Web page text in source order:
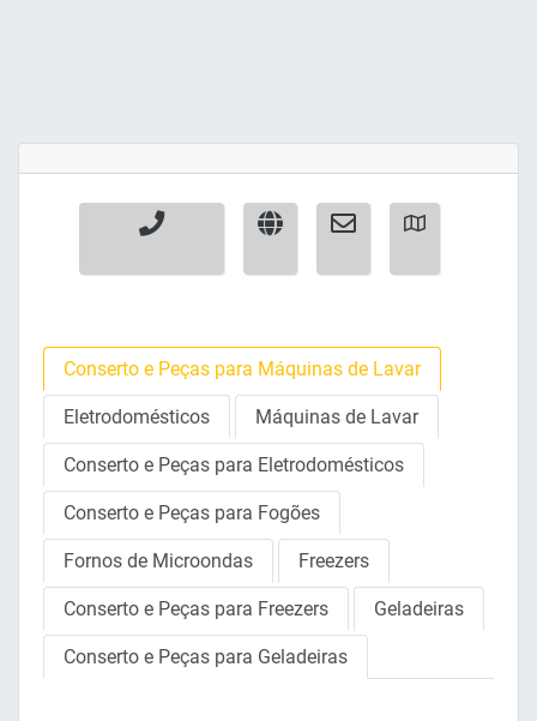
Conserto e Peças para Máquinas de Lavar
Eletrodomésticos Máquinas de Lavar
Conserto e Peças para Eletrodomésticos
Conserto e Peças para Fogões
Fornos de Microondas Freezers
Conserto e Peças para Freezers Geladeiras
Conserto e Peças para Geladeiras